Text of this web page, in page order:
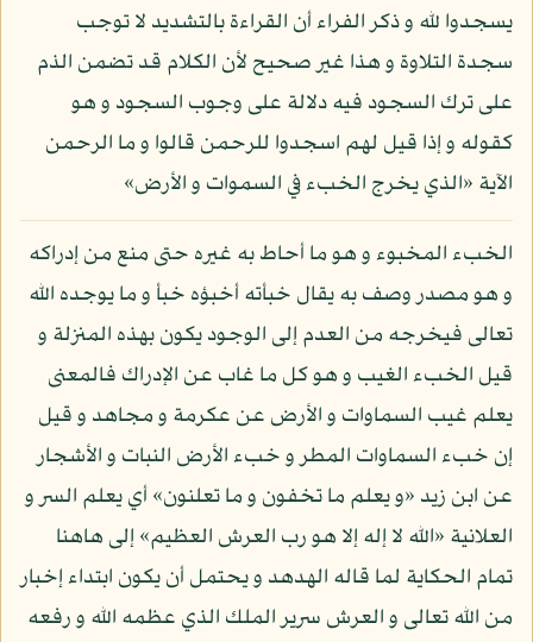
يسجدوا لله و ذكر الفراء أن القراءة بالتشديد لا توجب
سجدة التلاوة و هذا غير صحيح لأن الكلام قد تضمن الذم
على ترك السجود فيه دلالة على وجوب السجود و هو
كقوله و إذا قيل لهم اسجدوا للرحمن قالوا و ما الرحمن
الآية «الذي يخرج الخبء في السموات و الأرض»
الخبء المخبوء و هو ما أحاط به غيره حتى منع من إدراكه
و هو مصدر وصف به يقال خبأته أخبؤه خبأ و ما يوجده الله
تعالى فيخرجه من العدم إلى الوجود يكون بهذه المنزلة و
قيل الخبء الغيب و هو كل ما غاب عن الإدراك فالمعنى
يعلم غيب السماوات و الأرض عن عكرمة و مجاهد و قيل
إن خبء السماوات المطر و خبء الأرض النبات و الأشجار
عن ابن زيد «و يعلم ما تخفون و ما تعلنون» أي يعلم السر و
العلانية «الله لا إله إلا هو رب العرش العظيم» إلى هاهنا
تمام الحكاية لما قاله الهدهد و يحتمل أن يكون ابتداء إخبار
من الله تعالى و العرش سرير الملك الذي عظمه الله و رفعه